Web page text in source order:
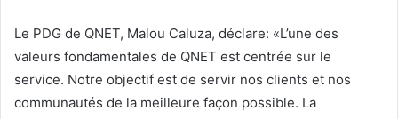
Le PDG de QNET, Malou Caluza, déclare: «L’une des
valeurs fondamentales de QNET est centrée sur le
service. Notre objectif est de servir nos clients et nos
communautés de la meilleure façon possible. La